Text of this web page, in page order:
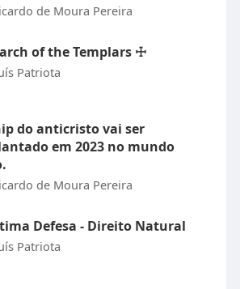
de Moura Pereira
of the Templars ☩
Patriota
do anticristo vai ser
em 2023 no mundo
de Moura Pereira
Defesa - Direito Natural
Patriota